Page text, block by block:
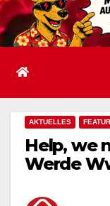
AKTUELLES
Help, we
Werde